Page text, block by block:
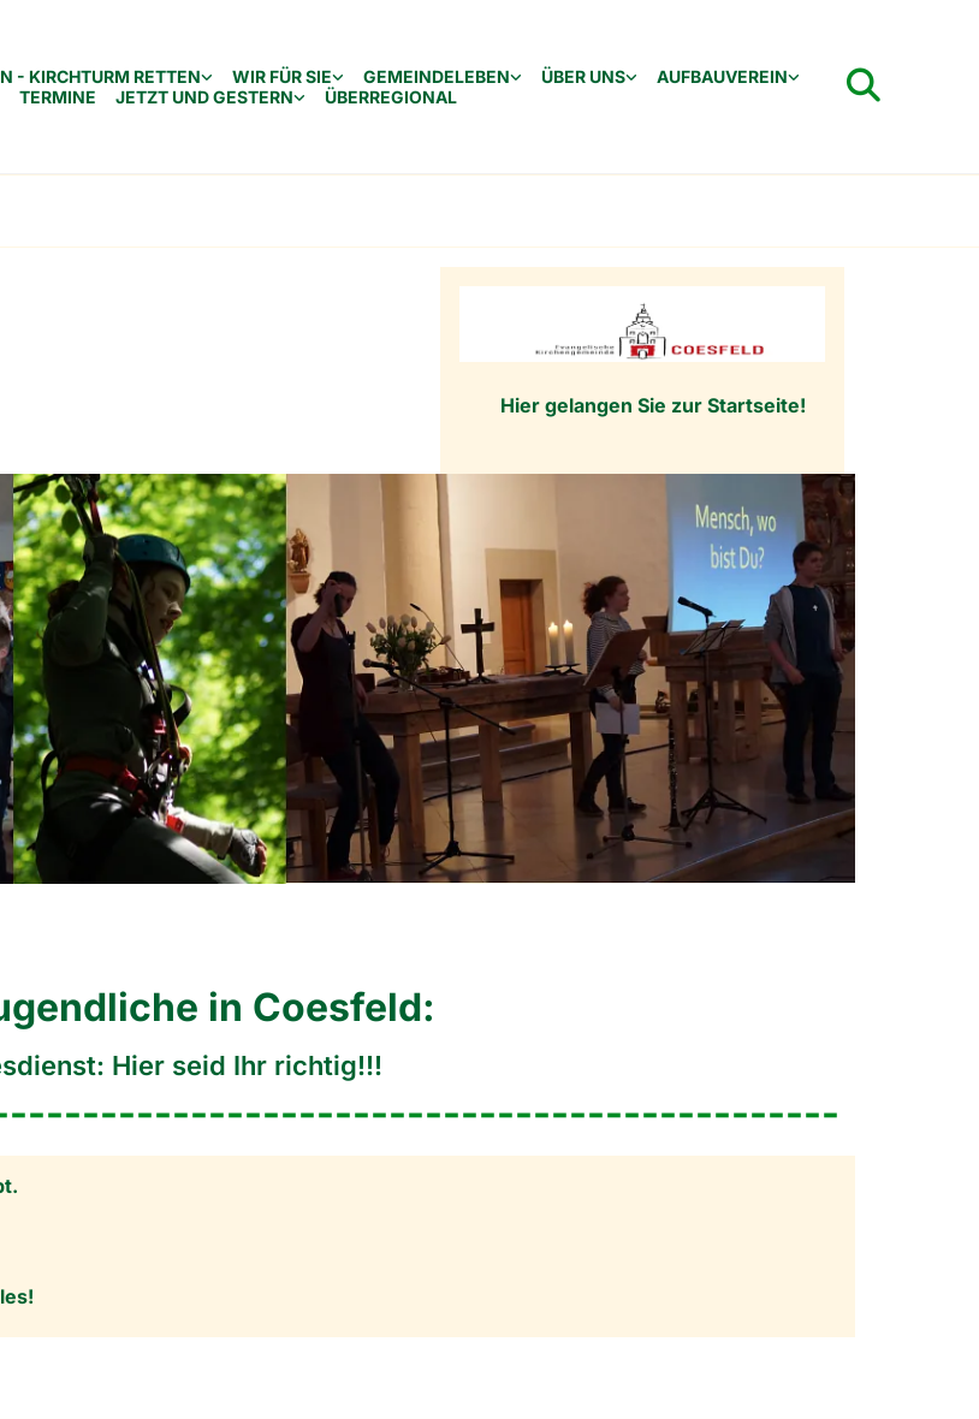
- KIRCHTURM RETTEN WIR FÜR SIE GEMEINDELEBEN ÜBER UNS
AUFBAUVEREIN
TERMINE
JETZT UND GESTERN ÜBERREGIONAL
Hier gelangen Sie zur Startseite!
in Coesfeld:
Hier seid Ihr richtig!!!